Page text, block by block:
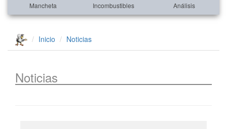
Mancheta Incombustibles Análisis
Inicio Noticias
Noticias